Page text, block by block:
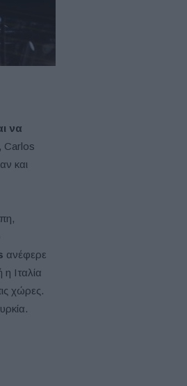
να
, Carlos
και
ανέφερε
Ιταλία
χώρες.